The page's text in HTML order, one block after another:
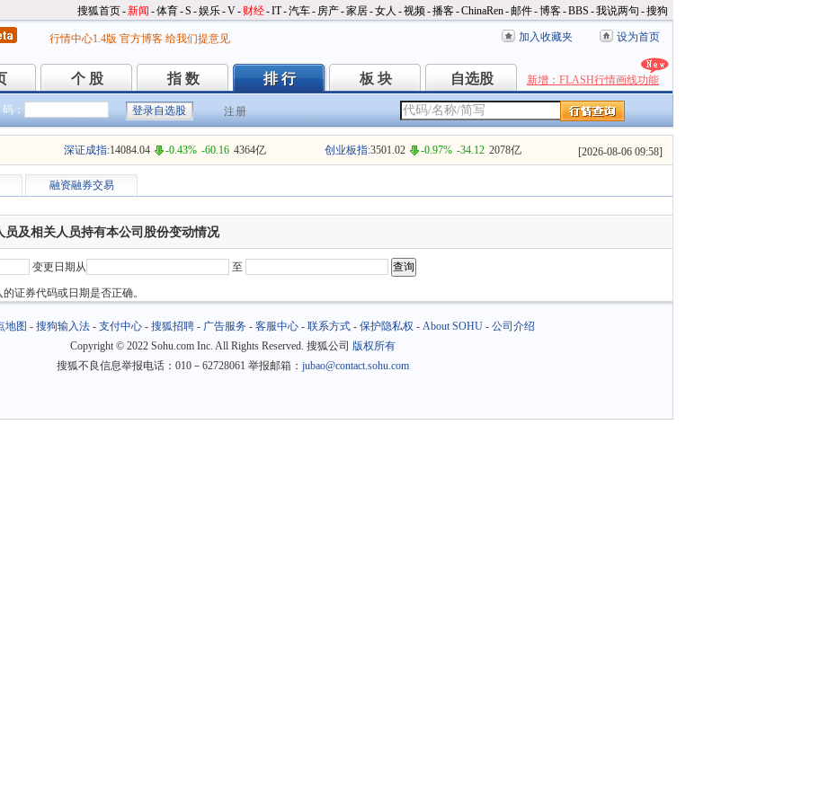
搜狐首页-新闻 -体育-S -娱乐-V- 财经-IT-汽车- 房产-家居-女人 -视频-播客-ChinaRen-邮件-博客-BBS -我说两句 -搜狗
行情中心1.4版 官方博客 给我们提意见 加入收藏夹 设为首页
个 股
个 股 指 数
指 数 排 行
排 行 板 块
板 块 自选股
自选股 新增：FLASH行情画线功能
： 注册
深证成指:14084.04 -0.43% -60.16 4364亿 创业板指:3501.02 -0.97% -34.12 2078亿 [2026-08-06 09:58]
融资融券交易
及相关人员持有本公司股份变动情况
变更日期从 至
证券代码或日期是否正确。
地图 - 搜狗输入法- 支付中心- 搜狐招聘- 广告服务- 客服中心- 联系方式- 保护隐私权 - About SOHU- 公司介绍
Copyright © 2022 Sohu.com Inc. All Rights Reserved. 搜狐公司 版权所有
搜狐不良信息举报电话：010－62728061 举报邮箱： jubao@contact.sohu.com